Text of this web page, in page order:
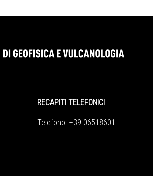
RECAPITI TELEFONICI
Telefono +39 06518601